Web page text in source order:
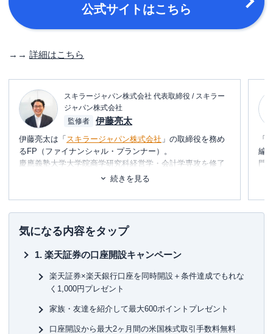
公式サイトはこちら
→→ 詳細はこちら
スキラージャパン株式会社 代表取締役 / スキラー
ジャパン株式会社
監修者
伊藤亮太
伊藤亮太は「 スキラージャパン株式会社 」の取締役を務め
るFP（ファイナンシャル・プランナー）。
慶應義塾大学大学院商学研究科経営学・会計学専攻を修了
CFP®を取得。
行業務に携わる。
現在は富裕層個人の資産設計を中心としたマネー・ライフ
プランの提案・策定・サポート等を行う傍ら、
関連するセミナー講師や講演を多数行う。
▼書籍
7日でマスターNISA&iDeCoがおもしろいくらいわかる本
図解即戦力 金融のしくみがこれ1冊でしっかりわかる教科
ゼロからはじめる！ お金のしくみ見るだけノート
続きを見る
「
編
門
め
気になる内容をタップ
楽天証券の口座開設キャンペーン
楽天証券×楽天銀行口座を同時開設＋条件達成でもれな
く1,000円プレゼント
家族・友達を紹介して最大600ポイントプレゼント
口座開設から最大2ヶ月間の米国株式取引手数料無料